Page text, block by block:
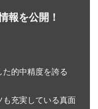
報を公開！
た的中精度を誇る
も充実している真面